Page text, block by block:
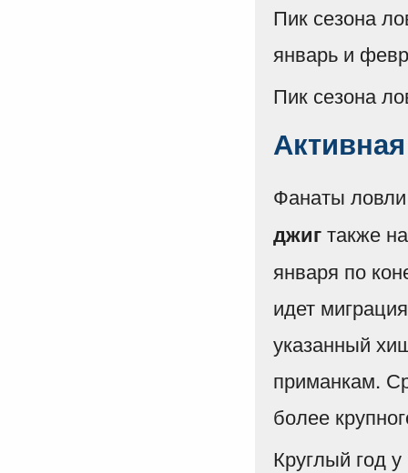
Пик сезона
январь и
Пик сезона
Фанаты
джигтакже
января по
идет
указанный
приманкам.
более
Круглый год